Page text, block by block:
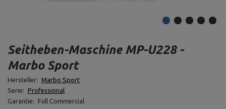
Seitheben-Maschine MP-U228 -
Marbo Sport
Hersteller: Marbo Sport
Serie: Professional
Garantie:
Full Commercial